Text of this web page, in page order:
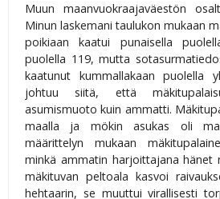
Muun maanvuokraajaväestön
Minun laskemani taulukon mukaan
poikiaan kaatui punaisella
puolella 119, mutta
kaatunut kummallakaan puolella
johtuu siitä, että
asumismuoto kuin ammatti.
maalla ja mökin asukas oli
määrittelyn mukaan
minkä ammatin harjoittajana hänet
mäkituvan peltoala kasvoi
hehtaarin, se muuttui virallisesti